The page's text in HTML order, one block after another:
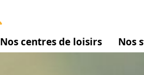
Nos centres de loisirs Nos